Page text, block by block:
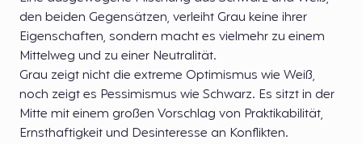
den beiden Gegensätzen, verleiht Grau keine ihrer
Eigenschaften, sondern macht es vielmehr zu einem
Mittelweg und zu einer Neutralität.
Grau zeigt nicht die extreme Optimismus wie Weiß,
noch zeigt es Pessimismus wie Schwarz. Es sitzt in der
Mitte mit einem großen Vorschlag von Praktikabilität,
Ernsthaftigkeit und Desinteresse an Konflikten.